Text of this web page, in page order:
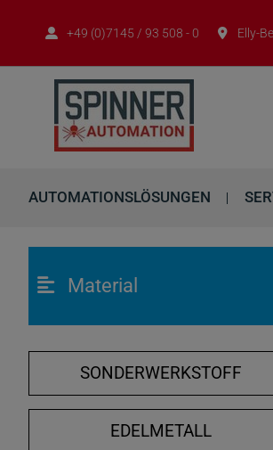
+49 (0)7145 / 93 508 - 0 Elly-
AUTOMATIONSLÖSUNGEN
Material
SONDERWERKSTOFF
EDELMETALL